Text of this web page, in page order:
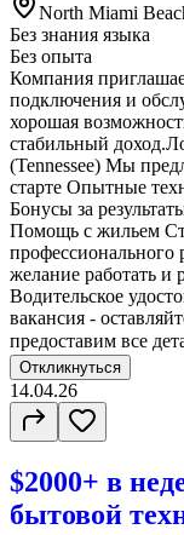
North Miami
Без знания языка
Без опыта
Компания
подключения и
хорошая
стабильный
(Tennessee) Мы
старте Опытные
Бонусы за
Помощь с жильем
профессионального
желание работать и
Водительское
вакансия -
предоставим все
Откликнуться
14.04.26
$2000+ в
бытовой